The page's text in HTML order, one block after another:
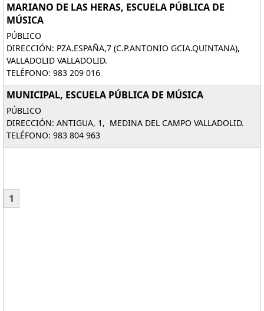
MARIANO DE LAS HERAS, ESCUELA PÚBLICA DE
MÚSICA
PÚBLICO
DIRECCIÓN: PZA.ESPAÑA,7 (C.P.ANTONIO GCIA.QUINTANA),
VALLADOLID VALLADOLID.
TELÉFONO: 983 209 016
MUNICIPAL, ESCUELA PÚBLICA DE MÚSICA
PÚBLICO
DIRECCIÓN: ANTIGUA, 1, MEDINA DEL CAMPO VALLADOLID.
TELÉFONO: 983 804 963
1